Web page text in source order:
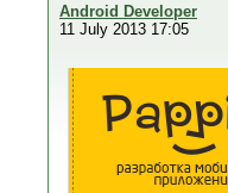
Android Developer
11 July 2013 17:05